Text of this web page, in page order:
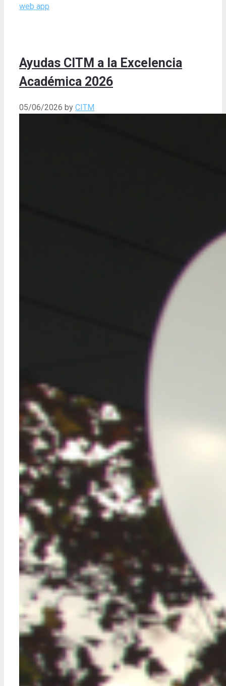
web app
Ayudas CITM a la Excelencia
Académica 2026
05/06/2026 by CITM